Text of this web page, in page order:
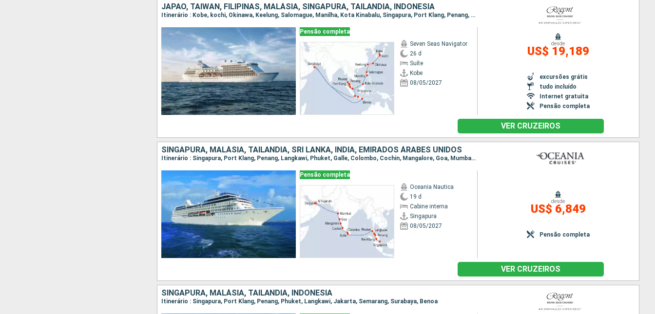
JAPÃO, TAIWAN, FILIPINAS, MALÁSIA, SINGAPURA, TAILÃNDIA, INDONESIA
Itinerário : Kobe, kochi, Okinawa, Keelung, Salomague, Manilha, Kota Kinabalu, Singapura, Port Klang, Penang, Phuket, Langkawi, Jakarta, Semarang, Surabaya, Benoa
Pensão completa
Seven Seas Navigator
26 d
Suíte
Kobe
08/05/2027
desde
US$ 19,189
excursões grátis
tudo incluído
Internet gratuita
Pensão completa
VER CRUZEIROS
SINGAPURA, MALÁSIA, TAILÃNDIA, SRI LANKA, INDIA, EMIRADOS ÁRABES UNIDOS
Itinerário : Singapura, Port Klang, Penang, Langkawi, Phuket, Galle, Colombo, Cochin, Mangalore, Goa, Mumbai, Al Fujairah, Dubai
Pensão completa
Oceania Nautica
19 d
Cabine interna
Singapura
08/05/2027
desde
US$ 6,849
Pensão completa
VER CRUZEIROS
SINGAPURA, MALÁSIA, TAILÃNDIA, INDONESIA
Itinerário : Singapura, Port Klang, Penang, Phuket, Langkawi, Jakarta, Semarang, Surabaya, Benoa